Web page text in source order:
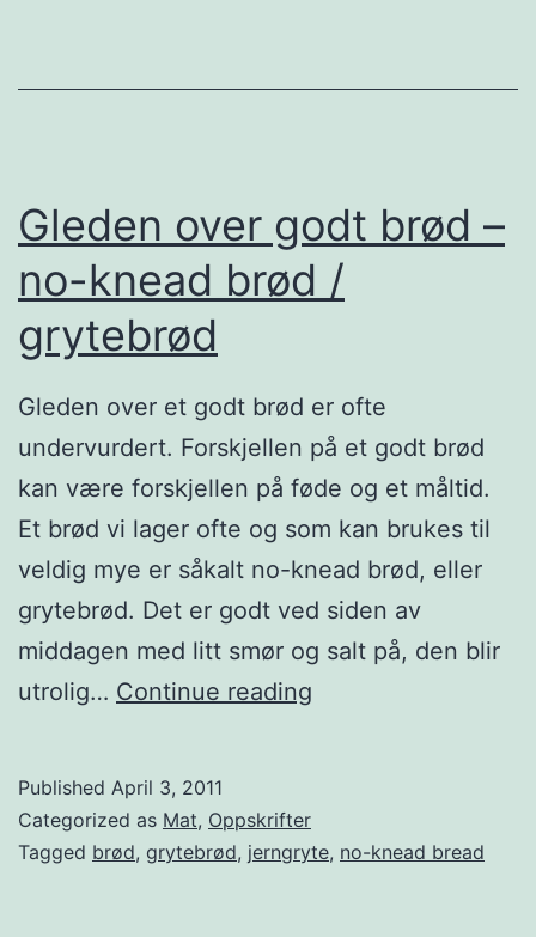
e
e
f
r
i
r
u
n
d
s
t
y
k
e
r
e
Gleden over godt brød –
no-knead brød /
grytebrød
Gleden over et godt brød er ofte
undervurdert. Forskjellen på et godt brød
kan være forskjellen på føde og et måltid.
Et brød vi lager ofte og som kan brukes til
veldig mye er såkalt no-knead brød, eller
grytebrød. Det er godt ved siden av
middagen med litt smør og salt på, den blir
utrolig… Continue reading
e
Published April 3, 2011
Categorized as Mat, Oppskrifter
Tagged brød, grytebrød, jerngryte, no-knead bread